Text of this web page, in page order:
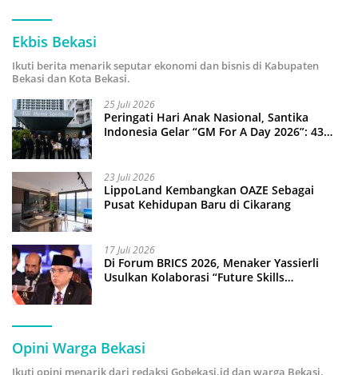
Ekbis Bekasi
Ikuti berita menarik seputar ekonomi dan bisnis di Kabupaten
Bekasi dan Kota Bekasi.
25 Juli 2026
Peringati Hari Anak Nasional, Santika
Indonesia Gelar “GM For A Day 2026”: 43
23 Juli 2026
LippoLand Kembangkan OAZE Sebagai
Pusat Kehidupan Baru di Cikarang
17 Juli 2026
Di Forum BRICS 2026, Menaker Yassierli
Usulkan Kolaborasi “Future Skills
Opini Warga Bekasi
Ikuti opini menarik dari redaksi Gobekasi.id dan warga Bekasi.